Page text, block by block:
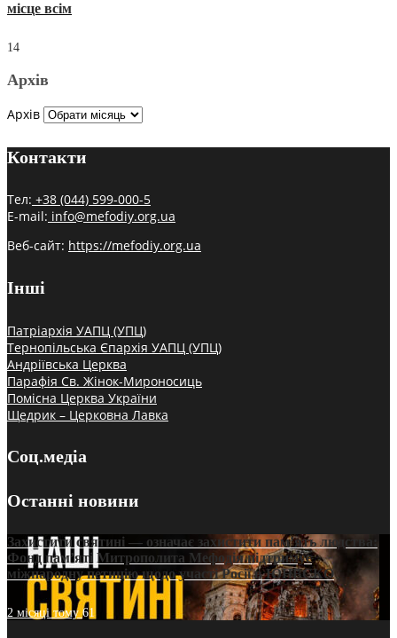
місце всім
14
Архів
Архів
Контакти
Тел: +38 (044) 599-000-5
E-mail: info@mefodiy.org.ua
Веб-сайт: https://mefodiy.org.ua
Інші
Патріархія УАПЦ (УПЦ)
Тернопільська Єпархія УАПЦ (УПЦ)
Андріївська Церква
Парафія Св. Жінок-Мироносиць
Помісна Церква України
Щедрик – Церковна Лавка
Соц.медіа
Останні новини
Захистити святині — означає захистити пам’ять людства:
Фонд пам’яті Митрополита Мефодія підтримує
міжнародну петицію щодо участі Росії в ЮНЕСКО
2 місяці тому61